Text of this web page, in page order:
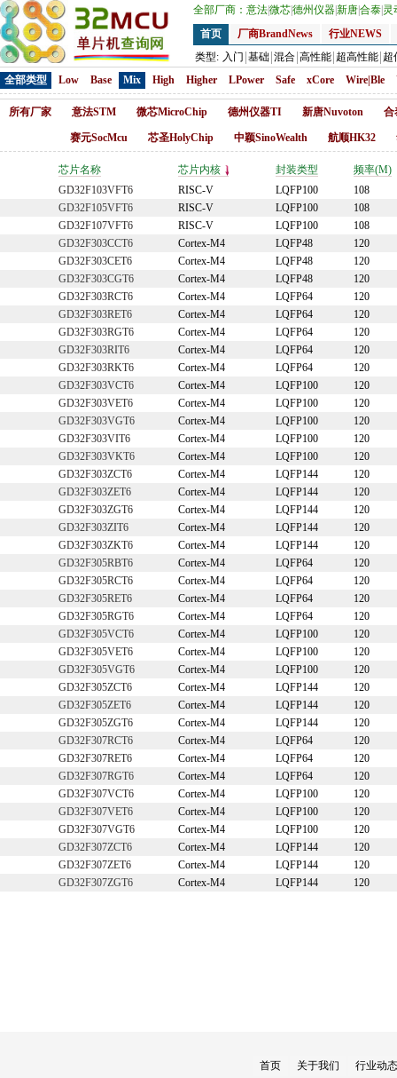
全部厂商： 意法微芯德州仪器新唐合泰 灵
首页
厂商BrandNews
行业NEWS
类型: 入门 基础 混合 高性能 超高性能 超
全部类型
Low Base Mix High Higher LPower Safe xCore Wire|Ble
所有厂家 意法STM 微芯MicroChip 德州仪器TI 新唐Nuvoton 合
赛元SocMcu 芯圣HolyChip 中颖SinoWealth 航顺HK32
芯片名称 芯片内核 封装类型
频率(M)
GD32F103VFT6
RISC-V LQFP100
108
GD32F105VFT6
RISC-V LQFP100
108
GD32F107VFT6
RISC-V LQFP100
108
GD32F303CCT6
Cortex-M4 LQFP48
120
GD32F303CET6
Cortex-M4 LQFP48
120
GD32F303CGT6
Cortex-M4 LQFP48
120
GD32F303RCT6
Cortex-M4 LQFP64
120
GD32F303RET6
Cortex-M4 LQFP64
120
GD32F303RGT6
Cortex-M4 LQFP64
120
GD32F303RIT6
Cortex-M4 LQFP64
120
GD32F303RKT6
Cortex-M4 LQFP64
120
GD32F303VCT6
Cortex-M4 LQFP100
120
GD32F303VET6
Cortex-M4 LQFP100
120
GD32F303VGT6
Cortex-M4 LQFP100
120
GD32F303VIT6
Cortex-M4 LQFP100
120
GD32F303VKT6
Cortex-M4 LQFP100
120
GD32F303ZCT6
Cortex-M4 LQFP144
120
GD32F303ZET6
Cortex-M4 LQFP144
120
GD32F303ZGT6
Cortex-M4 LQFP144
120
GD32F303ZIT6
Cortex-M4 LQFP144
120
GD32F303ZKT6
Cortex-M4 LQFP144
120
GD32F305RBT6
Cortex-M4 LQFP64
120
GD32F305RCT6
Cortex-M4 LQFP64
120
GD32F305RET6
Cortex-M4 LQFP64
120
GD32F305RGT6
Cortex-M4 LQFP64
120
GD32F305VCT6
Cortex-M4 LQFP100
120
GD32F305VET6
Cortex-M4 LQFP100
120
GD32F305VGT6
Cortex-M4 LQFP100
120
GD32F305ZCT6
Cortex-M4 LQFP144
120
GD32F305ZET6
Cortex-M4 LQFP144
120
GD32F305ZGT6
Cortex-M4 LQFP144
120
GD32F307RCT6
Cortex-M4 LQFP64
120
GD32F307RET6
Cortex-M4 LQFP64
120
GD32F307RGT6
Cortex-M4 LQFP64
120
GD32F307VCT6
Cortex-M4 LQFP100
120
GD32F307VET6
Cortex-M4 LQFP100
120
GD32F307VGT6
Cortex-M4 LQFP100
120
GD32F307ZCT6
Cortex-M4 LQFP144
120
GD32F307ZET6
Cortex-M4 LQFP144
120
GD32F307ZGT6
Cortex-M4 LQFP144 120
首页 关于我们 行业动态